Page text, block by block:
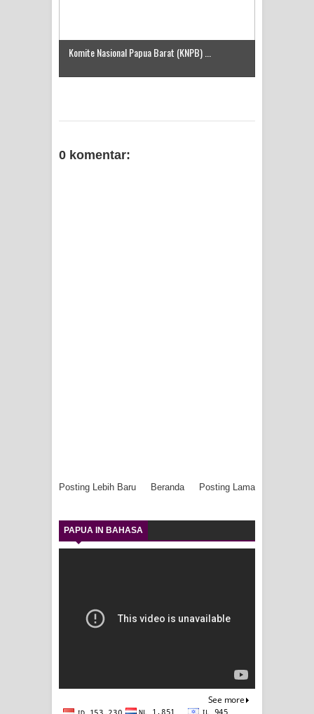
Komite Nasional Papua Barat (KNPB) ...
0 komentar:
Posting Lebih Baru Posting Lama
Beranda
PAPUA IN BAHASA